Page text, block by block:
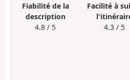
Fiabilité de la
description
4.8 / 5
Facilité à
4.3 / 5